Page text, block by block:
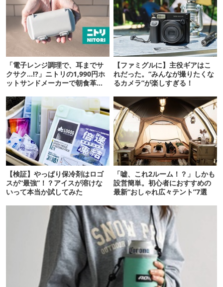
「電子レンジ調理で、耳までサ
クサク…!?」ニトリの1,990円ホ
ットサンドメーカーで朝食革命
【ファミグルに】主役ギアはこ
れだった。“みんなが撮りたくな
るカメラ”が楽しすぎる！
【検証】やっぱり保冷剤はロゴ
スが“最強”！？アイスが溶けな
いって本当か試してみた
「嘘、これ2ルーム！？」しかも
設営簡単。初心者におすすめの
最新“おしゃれ広々テント”7選